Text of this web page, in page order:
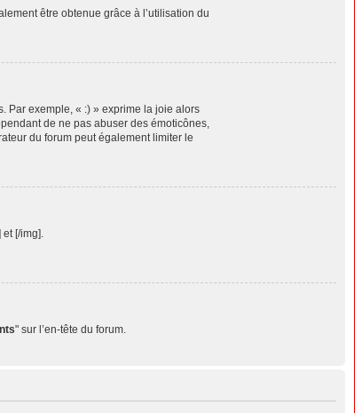
être obtenue grâce à l’utilisation du
Par exemple, « :) » exprime la joie alors
de ne pas abuser des émoticônes,
du forum peut également limiter le
[/img].
" sur l’en-tête du forum.